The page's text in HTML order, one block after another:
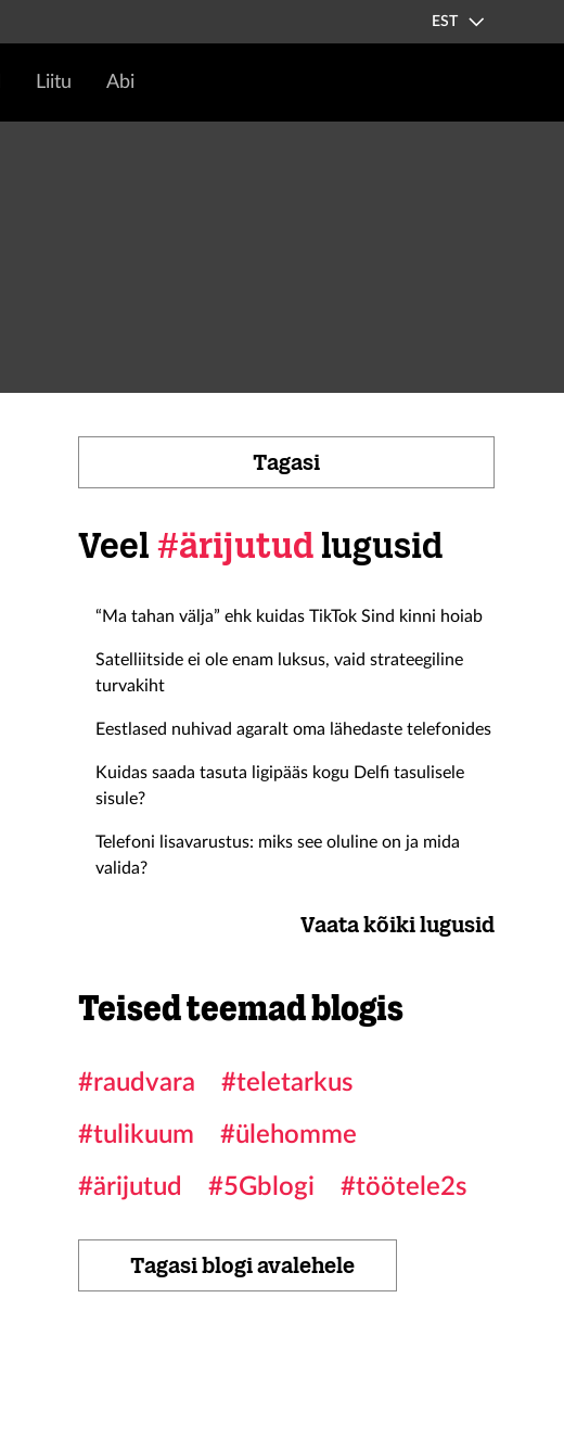
EST
Liitu Abi
Tagasi
Veel #ärijutud lugusid
“Ma tahan välja” ehk kuidas TikTok Sind kinni hoiab
Satelliitside ei ole enam luksus, vaid strateegiline
turvakiht
Eestlased nuhivad agaralt oma lähedaste telefonides
Kuidas saada tasuta ligipääs kogu Delfi tasulisele
sisule?
Telefoni lisavarustus: miks see oluline on ja mida
valida?
Vaata kõiki lugusid
Teised teemad blogis
#raudvara
#teletarkus
#tulikuum
#ülehomme
#ärijutud
#5Gblogi #töötele2s
Tagasi blogi avalehele